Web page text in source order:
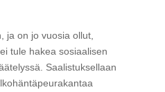
ja on jo vuosia ollut,
tule hakea sosiaalisen
Saalistuksellaan